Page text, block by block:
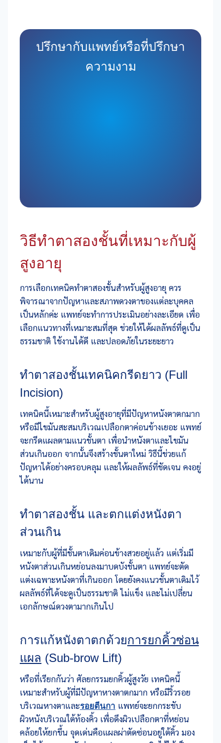
ปรึกษากับแพทย์หรือที่ปรึกษา
ความงาม
วิธีทำตาสองชั้นที่เหมาะกับผู้
สูงอายุ
การเลือกเทคนิคทำตาสองชั้นสำหรับผู้สูงอายุ ควร
พิจารณาจากปัญหาและสภาพดวงตาของแต่ละบุคคล
เป็นหลักค่ะ แพทย์จะทำการประเมินอย่างละเอียด เพื่อ
เลือกแนวทางที่เหมาะสมที่สุด ช่วยให้ได้ผลลัพธ์ที่ดูเป็น
ธรรมชาติ ใช้งานได้ดี และปลอดภัยในระยะยาว
ทำตาสองชั้นเทคนิคกรีดยาว (Full
Incision)
เทคนิคนี้เหมาะสำหรับผู้สูงอายุที่มีปัญหาหนังตาตกมาก
หรือมีไขมันสะสมบริเวณเปลือกตาค่อนข้างเยอะ แพทย์
จะกรีดแผลตามแนวชั้นตา เพื่อนำหนังตาและไขมัน
ส่วนเกินออก จากนั้นจึงสร้างชั้นตาใหม่ วิธีนี้ช่วยแก้
ปัญหาได้อย่างครอบคลุม และให้ผลลัพธ์ที่ชัดเจน คงอยู่
ได้นาน
ทำตาสองชั้น และตกแต่งหนังตา
ส่วนเกิน
เหมาะกับผู้ที่มีชั้นตาเดิมค่อนข้างสวยอยู่แล้ว แต่เริ่มมี
หนังตาส่วนเกินหย่อนลงมาบดบังชั้นตา แพทย์จะตัด
แต่งเฉพาะหนังตาที่เกินออก โดยยังคงแนวชั้นตาเดิมไว้
ผลลัพธ์ที่ได้จะดูเป็นธรรมชาติ ไม่แข็ง และไม่เปลี่ยน
เอกลักษณ์ดวงตามากเกินไป
การแก้หนังตาตกด้วยการยกคิ้วซ่อน
แผล (Sub-brow Lift)
หรือที่เรียกกันว่า ศัลยกรรมยกคิ้วผู้สูงวัย เทคนิคนี้
เหมาะสำหรับผู้ที่มีปัญหาหางตาตกมาก หรือมีริ้วรอย
บริเวณหางตาและรอยตีนกา แพทย์จะยกกระชับ
ผิวหนังบริเวณใต้ท้องคิ้ว เพื่อดึงผิวเปลือกตาที่หย่อน
คล้อยให้ยกขึ้น จุดเด่นคือแผลผ่าตัดซ่อนอยู่ใต้คิ้ว มอง